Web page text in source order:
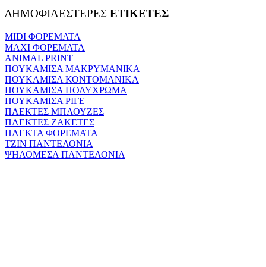
ΔΗΜΟΦΙΛΕΣΤΕΡΕΣ ΕΤΙΚΕΤΕΣ
MIDI ΦΟΡΕΜΑΤΑ
MAXI ΦΟΡΕΜΑΤΑ
ANIMAL PRINT
ΠΟΥΚΑΜΙΣΑ ΜΑΚΡΥΜΑΝΙΚΑ
ΠΟΥΚΑΜΙΣΑ ΚΟΝΤΟΜΑΝΙΚΑ
ΠΟΥΚΑΜΙΣΑ ΠΟΛΥΧΡΩΜΑ
ΠΟΥΚΑΜΙΣΑ ΡΙΓΕ
ΠΛΕΚΤΕΣ ΜΠΛΟΥΖΕΣ
ΠΛΕΚΤΕΣ ΖΑΚΕΤΕΣ
ΠΛΕΚΤΑ ΦΟΡΕΜΑΤΑ
ΤΖΙΝ ΠΑΝΤΕΛΟΝΙΑ
ΨΗΛΟΜΕΣΑ ΠΑΝΤΕΛΟΝΙΑ